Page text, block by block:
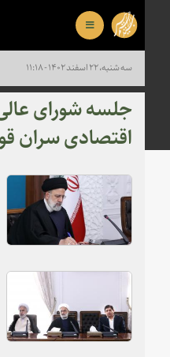
سه شنبه، ۲۲ اسفند ۱۴۰۲ - ۱۱:۱۸
جلسه شورای
اقتصادی سران